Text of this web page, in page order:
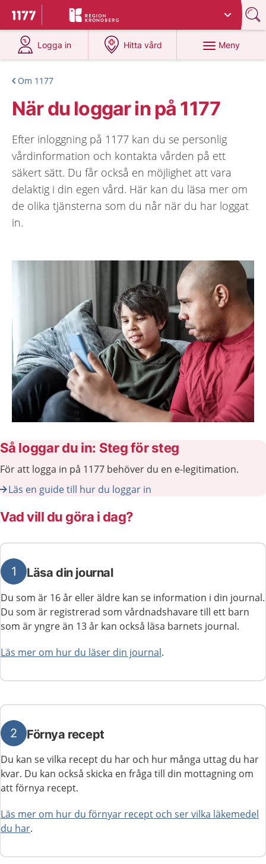
Till startsidan för 1177
Du har valt region
Logga in
på 1177.se
Hitta vård
på 1177.se
Meny
Om 1177
När du loggar in på 1177
Efter inloggning på 1177 kan du se personlig
vårdinformation och kontakta vården på ett
säkert sätt. Du får också en möjlighet att vara
delaktig i din egen vård. Här kan du läsa mer om
de olika tjänsterna som du når när du har loggat
in.
Så loggar du in: Steg för steg
För att logga in på 1177 behöver du en e-legitimation.
Läs en guide till hur du loggar in
Vad vill du göra i dag?
1 Läsa din journal
Du som är 16 år eller äldre kan se information i din journal.
Du som är registrerad som vårdnadshavare till ett barn
som är yngre än 13 år kan också läsa barnets journal.
Läs mer om hur du läser din journal.
2 Förnya recept
Du kan se vilka recept du har och hur många uttag du har
kvar. Du kan också skicka en fråga till din mottagning om
att förnya recept.
Läs mer om hur du förnyar recept och ser vilka läkemedel
du har.